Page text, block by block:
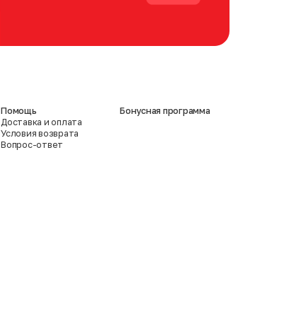
Помощь
Доставка и оплата
Условия возврата
Вопрос-ответ
Бонусная программа